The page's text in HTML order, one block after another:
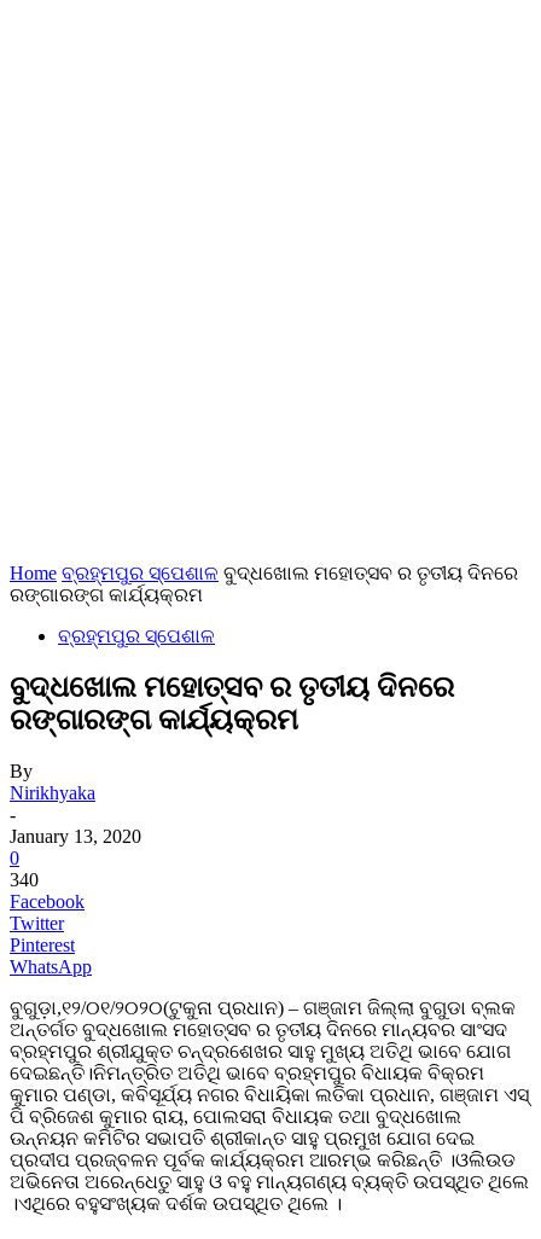
Home ବ୍ରହ୍ମପୁର ସ୍ପେଶାଳ ବୁଦ୍ଧଖୋଲ ମହୋତ୍ସବ ର ତୃତୀୟ ଦିନରେ
ରଙ୍ଗାରଙ୍ଗ କାର୍ଯ୍ୟକ୍ରମ
ବ୍ରହ୍ମପୁର ସ୍ପେଶାଳ
ବୁଦ୍ଧଖୋଲ ମହୋତ୍ସବ ର ତୃତୀୟ ଦିନରେ
ରଙ୍ଗାରଙ୍ଗ କାର୍ଯ୍ୟକ୍ରମ
By
Nirikhyaka
-
January 13, 2020
0
340
Facebook
Twitter
Pinterest
WhatsApp
ବୁଗୁଡ଼ା,୧୨/୦୧/୨୦୨୦(ଟୁକୁନା ପ୍ରଧାନ) – ଗଞ୍ଜାମ ଜିଲ୍ଲା ବୁଗୁଡା ବ୍ଲକ
ଅନ୍ତର୍ଗତ ବୁଦ୍ଧଖୋଲ ମହୋତ୍ସବ ର ତୃତୀୟ ଦିନରେ ମାନ୍ୟବର ସାଂସଦ
ବ୍ରହ୍ମପୁର ଶ୍ରୀଯୁକ୍ତ ଚନ୍ଦ୍ରଶେଖର ସାହୁ ମୁଖ୍ୟ ଅତିଥି ଭାବେ ଯୋଗ
ଦେଇଛନ୍ତି।ନିମନ୍ତ୍ରିତ ଅତିଥି ଭାବେ ବ୍ରହ୍ମପୁର ବିଧାୟକ ବିକ୍ରମ
କୁମାର ପଣ୍ଡା, କବିସୂର୍ଯ୍ୟ ନଗର ବିଧାୟିକା ଲତିକା ପ୍ରଧାନ, ଗଞ୍ଜାମ ଏସ୍
ପି ବ୍ରିଜେଶ କୁମାର ରାୟ, ପୋଲସରା ବିଧାୟକ ତଥା ବୁଦ୍ଧଖୋଲ
ଉନ୍ନୟନ କମିଟିର ସଭାପତି ଶ୍ରୀକାନ୍ତ ସାହୁ ପ୍ରମୁଖ ଯୋଗ ଦେଇ
ପ୍ରଦୀପ ପ୍ରଜ୍ବଳନ ପୂର୍ବକ କାର୍ଯ୍ୟକ୍ରମ ଆରମ୍ଭ କରିଛନ୍ତି ।ଓଲିଉଡ
ଅଭିନେତା ଅରେନ୍ଧେତୁ ସାହୁ ଓ ବହୁ ମାନ୍ୟଗଣ୍ୟ ବ୍ୟକ୍ତି ଉପସ୍ଥିତ ଥିଲେ
।ଏଥିରେ ବହୁସଂଖ୍ୟକ ଦର୍ଶକ ଉପସ୍ଥିତ ଥିଲେ ।